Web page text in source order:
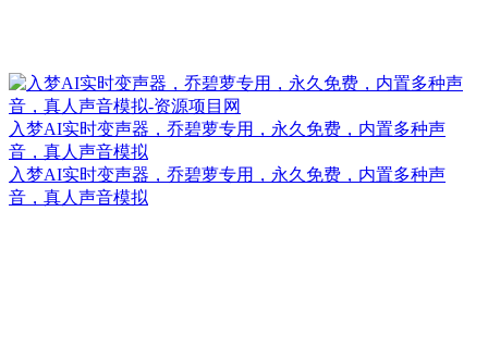
入梦AI实时变声器，乔碧萝专用，永久免费，内置多种声
音，真人声音模拟
入梦AI实时变声器，乔碧萝专用，永久免费，内置多种声
音，真人声音模拟